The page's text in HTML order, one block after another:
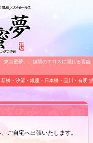
東京蜜夢」。無限のエロスに溺れる官能
橋・汐留・銀座・日本橋・品川・有明 派
ご自宅へ出張いたします。